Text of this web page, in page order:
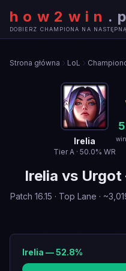
how2win .
DOBIERZ CHAMPIONA NA
Strona główna LoL
Irelia
TierA· 50.0% WR
Irelia vs Urgot
Patch 16.15 · Top Lane · ~
Irelia —52.8%